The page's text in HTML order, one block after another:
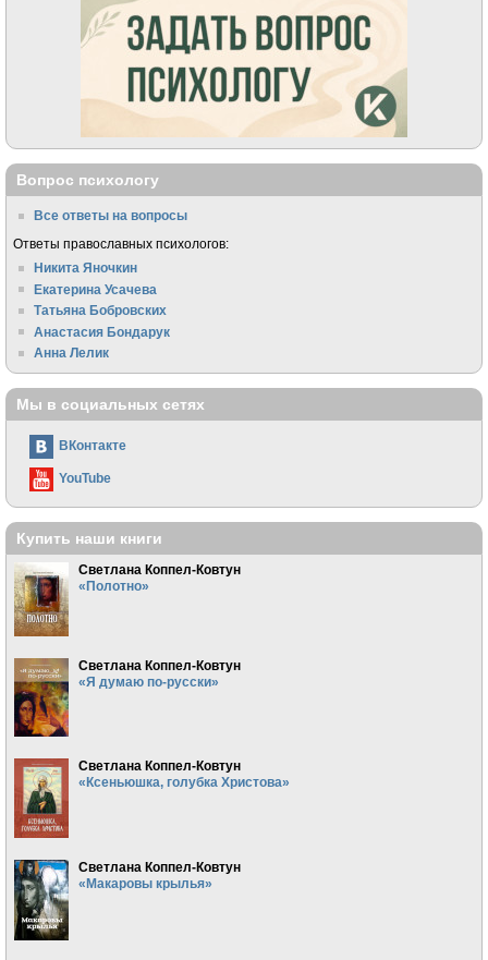
Вопрос психологу
Все ответы на вопросы
Ответы православных психологов:
Никита Яночкин
Екатерина Усачева
Татьяна Бобровских
Анастасия Бондарук
Анна Лелик
Мы в социальных сетях
ВКонтакте
YouTube
Купить наши книги
Светлана Коппел-Ковтун
«Полотно»
Светлана Коппел-Ковтун
«Я думаю по-русски»
Светлана Коппел-Ковтун
«Ксеньюшка, голубка Христова»
Светлана Коппел-Ковтун
«Макаровы крылья»